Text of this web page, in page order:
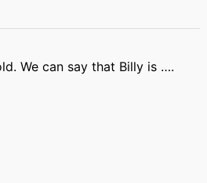
We can say that Billy is ….